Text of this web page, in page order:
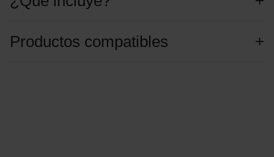
Productos compatibles